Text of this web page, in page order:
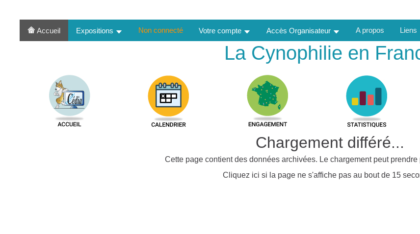
Accueil Expositions Non connecté Votre compte Accès Organisateur A propos Liens
La Cynophilie en
Chargement différé...
Cette page contient des données archivées. Le chargement peut
Cliquez ici si la page ne s'affiche pas au bout de 15